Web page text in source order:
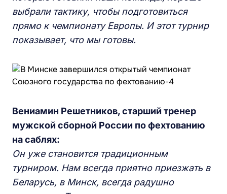
выбрали тактику, чтобы подготовиться
прямо к чемпионату Европы. И этот турнир
показывает, что мы готовы.
Вениамин Решетников, старший тренер
мужской сборной России по фехтованию
на саблях:
Он уже становится традиционным
турниром. Нам всегда приятно приезжать в
Беларусь, в Минск, всегда радушно